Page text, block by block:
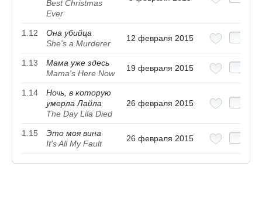
Best Christmas
Ever
1.12
Она убийца
She's a Murderer
12 февраля 2015
1.13
Мама уже здесь
Mama's Here Now
19 февраля 2015
1.14
Ночь, в которую
умерла Лайла
The Day Lila Died
26 февраля 2015
1.15
Это моя вина
It's All My Fault
26 февраля 2015